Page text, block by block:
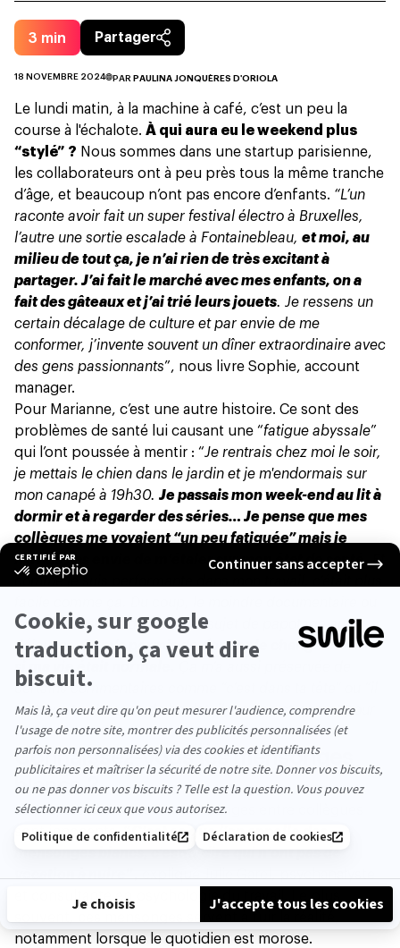
3 min Partager
18 NOVEMBRE 2024 PAR PAULINA JONQUÈRES D'ORIOLA
Le lundi matin, à la machine à café, c’est un peu la
course à l'échalote. À qui aura eu le weekend plus
“stylé” ? Nous sommes dans une startup parisienne,
les collaborateurs ont à peu près tous la même tranche
d’âge, et beaucoup n’ont pas encore d’enfants. “L’un
raconte avoir fait un super festival électro à Bruxelles,
l’autre une sortie escalade à Fontainebleau, et moi, au
milieu de tout ça, je n’ai rien de très excitant à
partager. J’ai fait le marché avec mes enfants, on a
fait des gâteaux et j’ai trié leurs jouets. Je ressens un
certain décalage de culture et par envie de me
conformer, j’invente souvent un dîner extraordinaire avec
des gens passionnants”, nous livre Sophie, account
manager.
Pour Marianne, c’est une autre histoire. Ce sont des
problèmes de santé lui causant une “fatigue abyssale”
qui l’ont poussée à mentir : “Je rentrais chez moi le soir,
je mettais le chien dans le jardin et je m'endormais sur
mon canapé à 19h30. Je passais mon week-end au lit à
dormir et à regarder des séries… Je pense que mes
collègues me voyaient “un peu fatiguée” mais je
n’avais pas envie de m’étaler sur mon état de santé.Et
comme je suis performante dans mon travail, c’était plus
la moindre sortie devenait un sujet de papotage au
déjeuner.Ça m’a permis de donner le change comme
si ma vie était normale.
certains commentaires comme “c’est dans ta tête” ou “il
faut que tu changes de boulot, il est trop stressant pour
toi”.”.
Connaissez-vous les mensonges
blancs ?
La plupart de cespetits mensonges entre collègues
sont innocents.“C’est ce que l’on appelle des
mensonges blancs, c’est-à-dire qui n’ont pas de
vocation à nuire”,explique Julie Garel, psychanalyste
et consultante en psychologie du travail. Le plus
notamment lorsque le quotidien est morose.